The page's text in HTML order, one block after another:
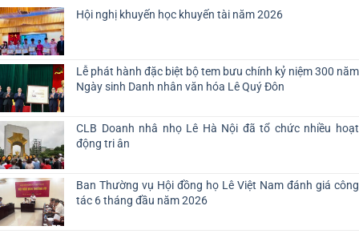
Hội nghị khuyến học khuyến tài năm 2026
Lễ phát hành đặc biệt bộ tem bưu chính kỷ niệm 300 năm
Ngày sinh Danh nhân văn hóa Lê Quý Đôn
CLB Doanh nhâ nhọ Lê Hà Nội đã tổ chức nhiều hoạt
động tri ân
Ban Thường vụ Hội đồng họ Lê Việt Nam đánh giá công
tác 6 tháng đầu năm 2026